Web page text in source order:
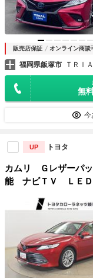
販売店保証 オンライン商談
福岡県飯塚市 ＴＲＩ
無
今
UP トヨタ
カムリ Ｇレザーパ
能 ナビＴＶ ＬＥＤ
ダ オートエアコン
ザー サイドエアバ